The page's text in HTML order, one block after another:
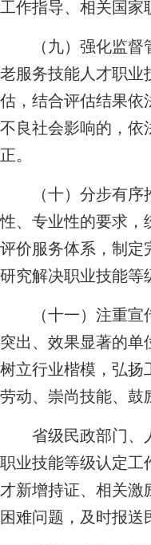
工作指导、相关国家
（九）强化监督
老服务技能人才职业
估，结合评估结果依
不良社会影响的，依
正。
（十）分步有序
性、专业性的要求，
评价服务体系，制定
研究解决职业技能等
（十一）注重宣
突出、效果显著的单
树立行业楷模，弘扬
劳动、崇尚技能、鼓
省级民政部门、人
职业技能等级认定工
才新增持证、相关激
困难问题，及时报